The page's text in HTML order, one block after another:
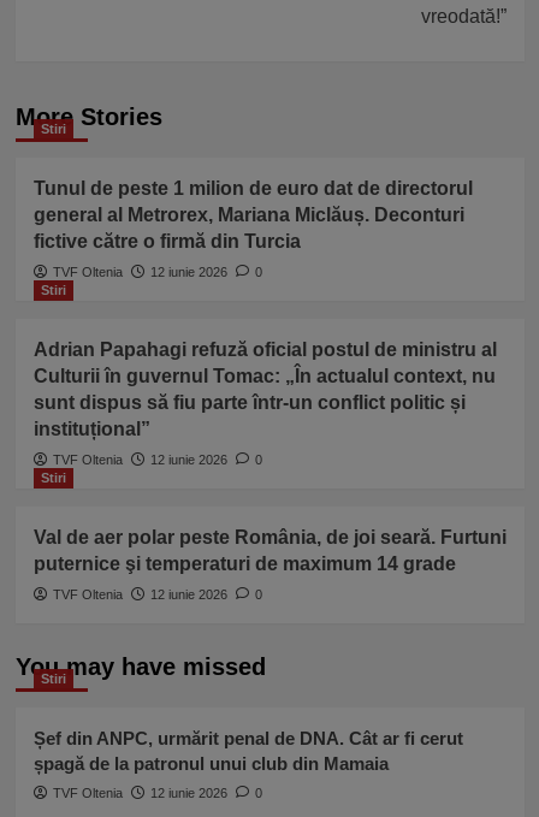
vreodată!”
More Stories
Stiri
Tunul de peste 1 milion de euro dat de directorul
general al Metrorex, Mariana Miclăuș. Deconturi
fictive către o firmă din Turcia
TVF Oltenia 12 iunie 2026
0
Stiri
Adrian Papahagi refuză oficial postul de ministru al
Culturii în guvernul Tomac: „În actualul context, nu
sunt dispus să fiu parte într-un conflict politic și
instituțional”
TVF Oltenia 12 iunie 2026
0
Stiri
Val de aer polar peste România, de joi seară. Furtuni
puternice şi temperaturi de maximum 14 grade
TVF Oltenia 12 iunie 2026 0
You may have missed
Stiri
Șef din ANPC, urmărit penal de DNA. Cât ar fi cerut
șpagă de la patronul unui club din Mamaia
TVF Oltenia 12 iunie 2026 0